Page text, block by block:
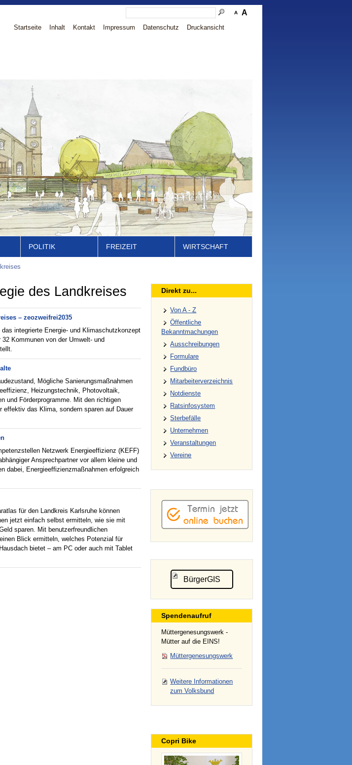
A A
Startseite Inhalt Kontakt Impressum Datenschutz Druckansicht
POLITIK FREIZEIT WIRTSCHAFT
des Landkreises
– zeozweifrei2035
das integrierte Energie- und Klimaschutzkonzept
Kommunen von der Umwelt- und
Mögliche Sanierungsmaßnahmen
Heizungstechnik, Photovoltaik,
und Förderprogramme. Mit den richtigen
effektiv das Klima, sondern sparen auf Dauer
Netzwerk Energieeffizienz (KEFF)
Ansprechpartner vor allem kleine und
dabei, Energieeffizienzmaßnahmen erfolgreich
für den Landkreis Karlsruhe können
jetzt einfach selbst ermitteln, wie sie mit
sparen. Mit benutzerfreundlichen
Blick ermitteln, welches Potenzial für
bietet – am PC oder auch mit Tablet
Direkt zu...
Von A - Z
Öffentliche
Bekanntmachungen
Ausschreibungen
Formulare
Fundbüro
Mitarbeiterverzeichnis
Notdienste
Ratsinfosystem
Sterbefälle
Unternehmen
Veranstaltungen
Vereine
BürgerGIS
Spendenaufruf
Müttergenesungswerk -
Mütter auf die EINS!
Müttergenesungswerk
Weitere Informationen
zum Volksbund
Copri Bike